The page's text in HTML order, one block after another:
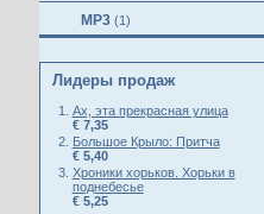
MP3 (1)
Лидеры продаж
Ах, эта прекрасная улица
€ 7,35
Большое Крыло: Притча
€ 5,40
Хроники хорьков. Хорьки в
поднебесье
€ 5,25